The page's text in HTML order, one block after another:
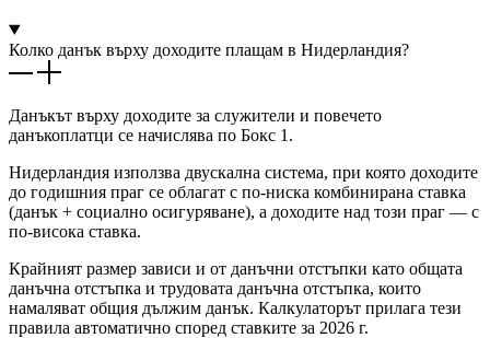
Колко данък върху доходите плащам в Нидерландия?
Данъкът върху доходите за служители и повечето
данъкоплатци се начислява по Бокс 1.
Нидерландия използва двускална система, при която доходите
до годишния праг се облагат с по-ниска комбинирана ставка
(данък + социално осигуряване), а доходите над този праг — с
по-висока ставка.
Крайният размер зависи и от данъчни отстъпки като общата
данъчна отстъпка и трудовата данъчна отстъпка, които
намаляват общия дължим данък. Калкулаторът прилага тези
правила автоматично според ставките за 2026 г.